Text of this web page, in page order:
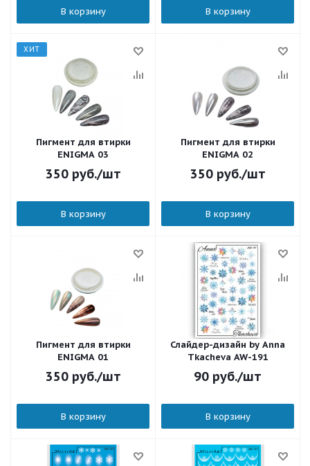
В корзину В корзину
ХИТ
Пигмент для втирки
ENIGMA 03
350руб./шт
В корзину
Пигмент для втирки
ENIGMA 02
350руб./шт
В корзину
Пигмент для втирки
ENIGMA 01
350руб./шт
В корзину
Слайдер-дизайн by Anna
Tkacheva AW-191
90 руб./шт
В корзину